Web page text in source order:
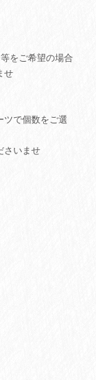
をご希望の場合
せ
で個数をご選
さいませ